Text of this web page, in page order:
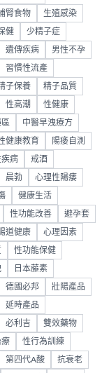
腎食物 生殖感染
健 少精子症
遺傳疾病 男性不孕
習慣性流產
子保養 精子品質
性高潮 性健康
中醫早洩療方
健康教育 陽痿自測
疾病 戒酒
晨勃 心理性陽痿
健康生活
性功能改善 避孕套
道健康 心理因素
性功能保健
日本藤素
德國必邦 壯陽產品
延時產品
必利吉 雙效藥物
療 性行為訓練
第四代A酸 抗衰老